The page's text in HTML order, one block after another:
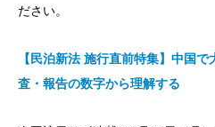
ださい。
【民泊新法 施行直前特集】中国
査・報告の数字から理解する